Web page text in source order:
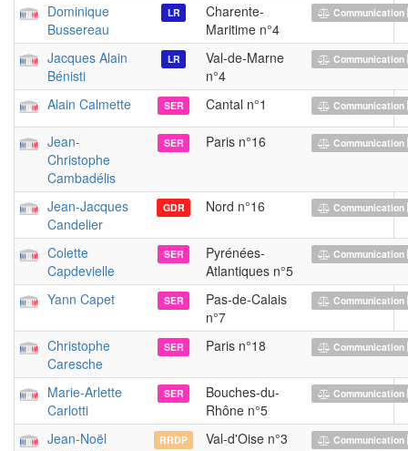
Dominique
Bussereau
LR
Charente-
Maritime n°4
Jacques Alain
Bénisti
LR
Val-de-Marne
n°4
Alain Calmette SER Cantal n°1
Jean-
Christophe
Cambadélis
SER Paris n°16
Jean-Jacques
Candelier
GDR Nord n°16
Colette
Capdevielle
SER
Pyrénées-
Atlantiques n°5
Yann Capet SER
Pas-de-Calais
n°7
Christophe
Caresche
SER Paris n°18
Marie-Arlette
Carlotti
SER
Bouches-du-
Rhône n°5
Jean-Noël
RRDP Val-d'Oise n°3